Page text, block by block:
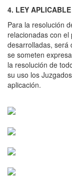
4. LEY
Para la resolución
relacionadas con
desarrolladas, será
se someten
la resolución de
su uso los
aplicación.